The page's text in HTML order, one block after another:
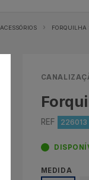
FORQUILHA
REF 226013
MEDIDA